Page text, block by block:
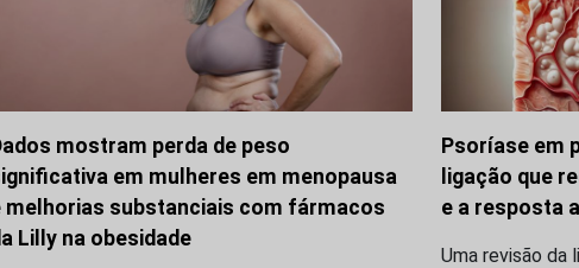
mostram perda de peso
em mulheres em menopausa
melhorias substanciais com fármacos
Lilly na obesidade
Psoríase em
ligação que
e a resposta
Uma revisão